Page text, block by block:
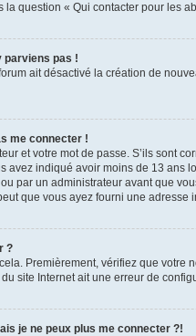
la question « Qui contacter pour les
parviens pas !
ait désactivé la création de
me connecter !
et votre mot de passe. S’ils sont
avez indiqué avoir moins de 13
par un administrateur avant que
que vous ayez fourni une
?
Premièrement, vérifiez que votre
site Internet ait une erreur de
je ne peux plus me connecter ?!